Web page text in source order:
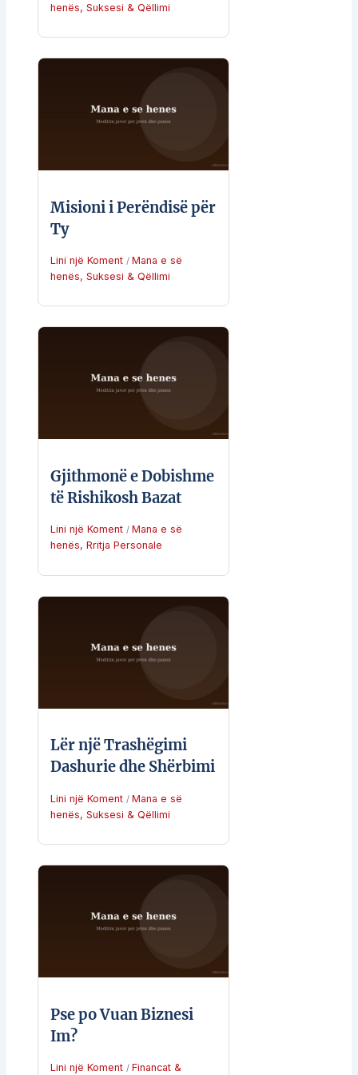
henës, Suksesi & Qëllimi
Misioni i Perëndisë për
Ty
Lini një Koment / Mana e së
henës, Suksesi & Qëllimi
Gjithmonë e Dobishme
të Rishikosh Bazat
Lini një Koment / Mana e së
henës, Rritja Personale
Lër një Trashëgimi
Dashurie dhe Shërbimi
Lini një Koment / Mana e së
henës, Suksesi & Qëllimi
Pse po Vuan Biznesi
Im?
Lini një Koment / Financat &